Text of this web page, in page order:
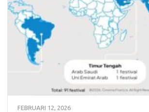
FEBRUARI 12, 2026